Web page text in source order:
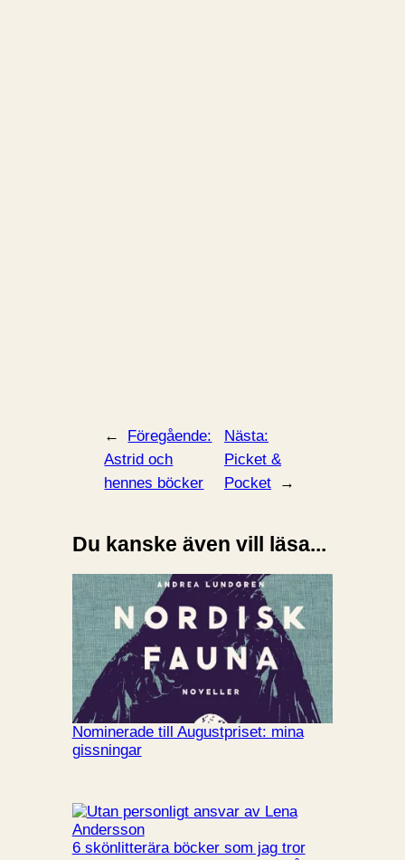
←
Föregående:
Astrid och
hennes böcker
Nästa:
Picket &
Pocket
→
Du kanske även vill läsa...
Nominerade till Augustpriset: mina
gissningar
6 skönlitterära böcker som jag tror